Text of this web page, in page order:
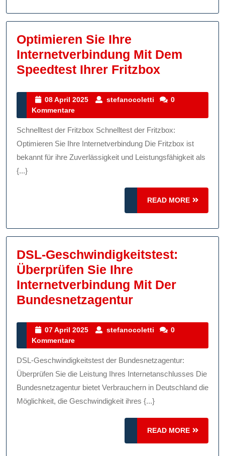
Optimieren Sie Ihre
Internetverbindung Mit Dem
Speedtest Ihrer FritzboxOptimieren
Ihre
Mit
Dem
Speedtest
Fritzbox
08 April 2025
08
2025
stefanocoletti stefanocoletti
0
Kommentare
Schnelltest der Fritzbox Schnelltest der Fritzbox:
Optimieren Sie Ihre Internetverbindung Die Fritzbox ist
bekannt für ihre Zuverlässigkeit und Leistungsfähigkeit als
{...}
READ MORE
READ
MORE
DSL-Geschwindigkeitstest:
Überprüfen Sie Ihre
Internetverbindung Mit Der
BundesnetzagenturDSL-
Überprüfen
Ihre
Mit
Der
07 April 2025
07
2025
stefanocoletti stefanocoletti
0
Kommentare
DSL-Geschwindigkeitstest der Bundesnetzagentur:
Überprüfen Sie die Leistung Ihres Internetanschlusses Die
Bundesnetzagentur bietet Verbrauchern in Deutschland die
Möglichkeit, die Geschwindigkeit ihres {...}
READ MORE
READ
MORE